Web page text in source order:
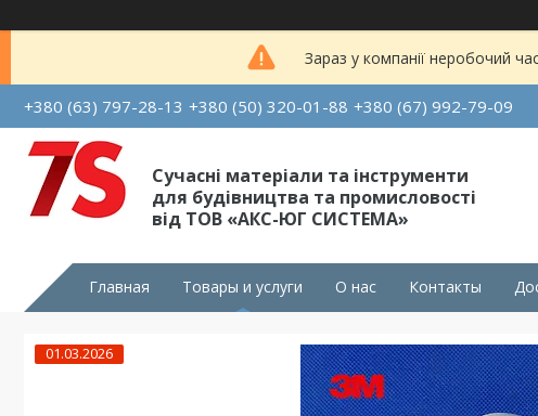
Зараз у компанії неробочий
+380 (63) 797-28-13 +380 (50) 320-01-88 +380 (67) 992-79-09
Сучасні матеріали та інструменти
для будівництва та промисловості
від ТОВ «АКС-ЮГ СИСТЕМА»
Главная Товары и услуги О нас Контакты
01.03.2026